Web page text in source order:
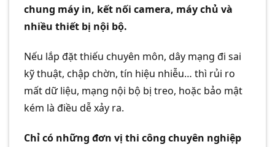
chung máy in, kết nối camera, máy chủ và
nhiều thiết bị nội bộ.
Nếu lắp đặt thiếu chuyên môn, dây mạng đi sai
kỹ thuật, chập chờn, tín hiệu nhiễu… thì rủi ro
mất dữ liệu, mạng nội bộ bị treo, hoặc bảo mật
kém là điều dễ xảy ra.
Chỉ có những đơn vị thi công chuyên nghiệp